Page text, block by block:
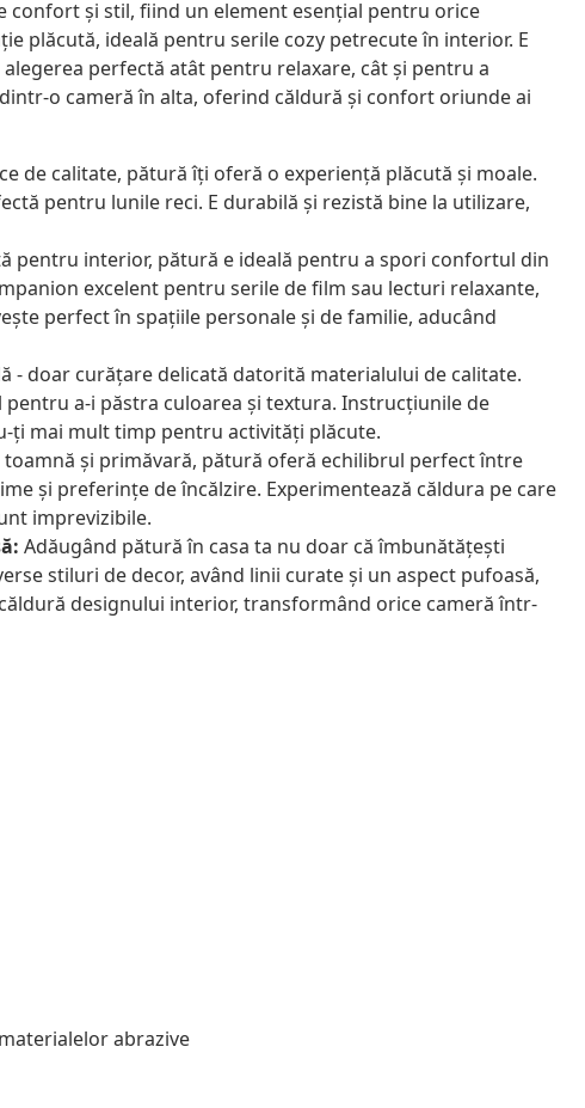
și stil, fiind un element esențial pentru orice
plăcută, ideală pentru serile cozy petrecute în interior. E
perfectă atât pentru relaxare, cât și pentru a
o cameră în alta, oferind căldură și confort oriunde ai
de calitate, pătură îți oferă o experiență plăcută și moale.
pentru lunile reci. E durabilă și rezistă bine la utilizare,
pentru interior, pătură e ideală pentru a spori confortul din
excelent pentru serile de film sau lecturi relaxante,
perfect în spațiile personale și de familie, aducând
- doar curățare delicată datorită materialului de calitate.
a-i păstra culoarea și textura. Instrucțiunile de
ți mai mult timp pentru activități plăcute.
și primăvară, pătură oferă echilibrul perfect între
și preferințe de încălzire. Experimentează căldura pe care
imprevizibile.
Adăugând pătură în casa ta nu doar că îmbunătățești
stiluri de decor, având linii curate și un aspect pufoasă,
designului interior, transformând orice cameră într-
abrazive